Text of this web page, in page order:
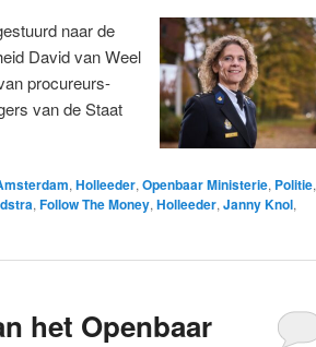
naar de
David van Weel
procureurs-
van de Staat
, Holleeder, Openbaar Ministerie, Politie,
, Follow The Money, Holleeder, Janny Knol,
het Openbaar